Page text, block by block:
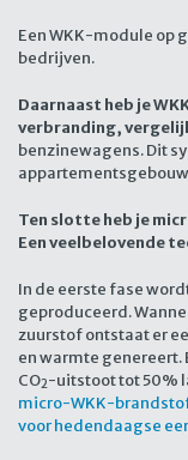
Een WKK-module op
bedrijven.
Daarnaast heb je
verbranding,
benzinewagens. Dit
Ten slotte heb je
Een veelbelovende
In de eerste fase
geproduceerd.
zuurstof ontstaat er
en warmte genereert.
CO2-uitstoot tot 50%
micro-WKK-
voor hedendaagse